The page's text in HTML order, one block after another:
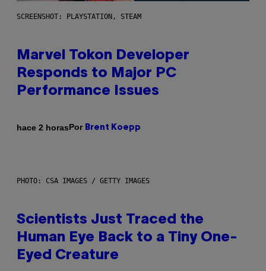
SCREENSHOT: PLAYSTATION, STEAM
Marvel Tokon Developer
Responds to Major PC
Performance Issues
hace 2 horasPor Brent Koepp
PHOTO: CSA IMAGES / GETTY IMAGES
Scientists Just Traced the
Human Eye Back to a Tiny One-
Eyed Creature